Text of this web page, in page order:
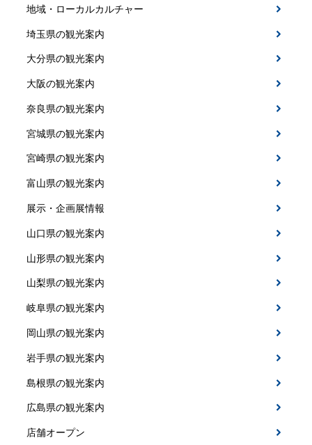
地域・ローカルカルチャー
埼玉県の観光案内
大分県の観光案内
大阪の観光案内
奈良県の観光案内
宮城県の観光案内
宮崎県の観光案内
富山県の観光案内
展示・企画展情報
山口県の観光案内
山形県の観光案内
山梨県の観光案内
岐阜県の観光案内
岡山県の観光案内
岩手県の観光案内
島根県の観光案内
広島県の観光案内
店舗オープン